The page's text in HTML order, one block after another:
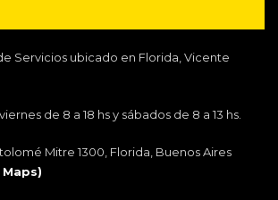
Servicios ubicado en Florida, Vicente
de 8 a 18 hs y sábados de 8 a 13 hs.
Mitre 1300, Florida, Buenos Aires